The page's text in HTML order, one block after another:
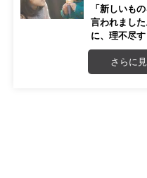
「新しいも
言われまし
に、理不尽
さらに